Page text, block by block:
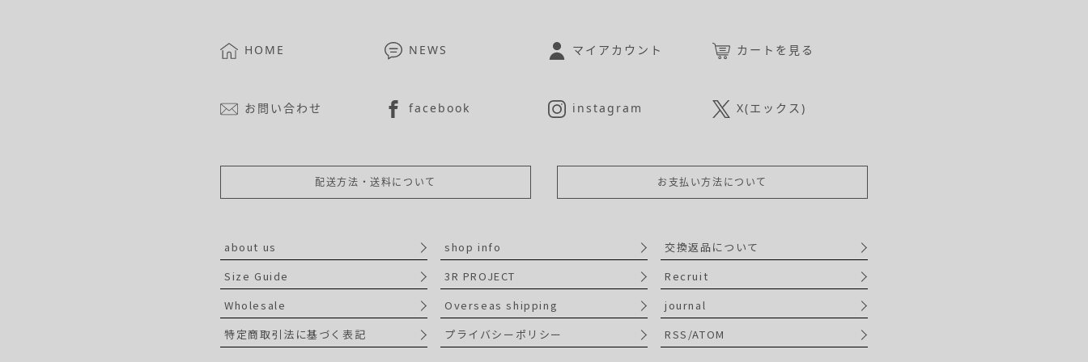
HOME NEWS マイアカウント カートを見る
お問い合わせ facebook instagram X(エックス)
配送方法・送料について お支払い方法について
about us shop info
交換返品について
Size Guide
3R PROJECT
Recruit
Wholesale
Overseas shipping
journal
特定商取引法に基づく表記
プライバシーポリシー RSS/ATOM